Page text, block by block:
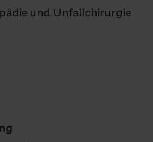
und Unfallchirurgie